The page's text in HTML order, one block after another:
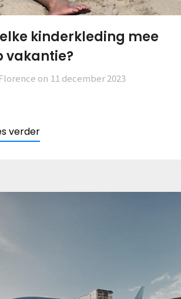
kinderkleding mee
vakantie?
on 11 december 2023